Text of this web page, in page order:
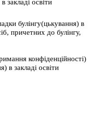
закладі освіти
булінгу(цькування) в
причетних до булінгу,
конфіденційності)
в закладі освіти